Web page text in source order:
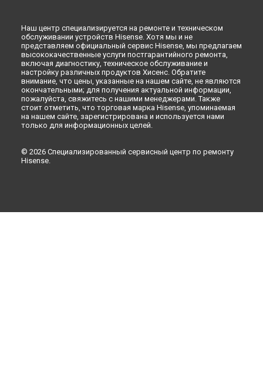
Наш центр специализируется на ремонте и техническом
обслуживании устройств Hisense. Хотя мы и не
представляем официальный сервис Hisense, мы предлагаем
высококачественные услуги постгарантийного ремонта,
включая диагностику, техническое обслуживание и
настройку различных продуктов Хисенс. Обратите
внимание, что цены, указанные на нашем сайте, не являются
окончательными; для получения актуальной информации,
пожалуйста, свяжитесь с нашими менеджерами. Также
стоит отметить, что торговая марка Hisense, упоминаемая
на нашем сайте, зарегистрирована и используется нами
только для информационных целей.
© 2026 Специализированный сервисный центр по ремонту
Hisense.